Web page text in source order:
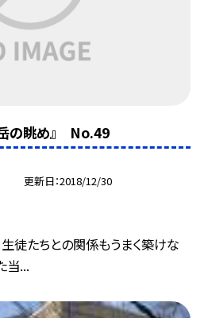
の眺め』 No.49
更新日 2018/12/30
徒たちとの関係もうまく築けな
当...